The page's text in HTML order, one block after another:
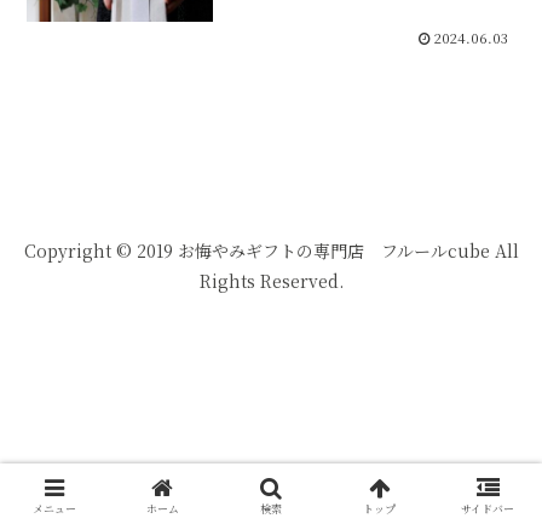
2024.06.03
Copyright © 2019 お悔やみギフトの専門店 フルールcube All
Rights Reserved.
メニュー ホーム 検索 トップ サイドバー